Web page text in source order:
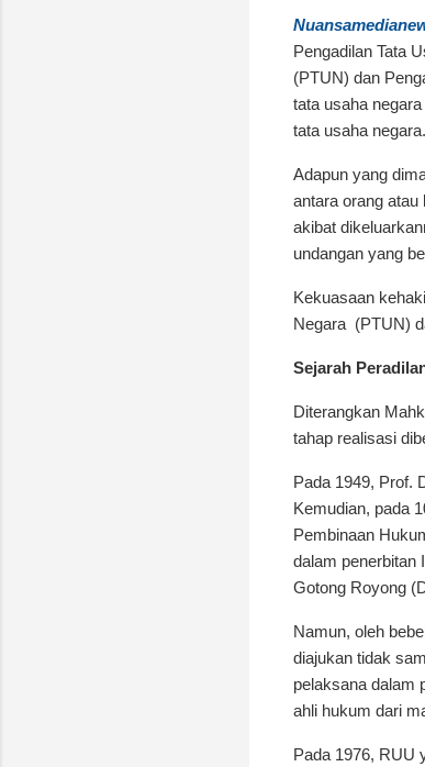
Pengadilan Tata
(PTUN) dan
tata usaha
tata usaha negara.
Adapun yang
antara orang atau
akibat
undangan yang
Kekuasaan
Negara (PTUN)
Sejarah
Diterangkan
tahap realisasi
Pada 1949, Prof.
Kemudian, pada
Pembinaan
dalam penerbitan
Gotong Royong
Namun, oleh
diajukan tidak
pelaksana dalam
ahli hukum dari
Pada 1976, RUU